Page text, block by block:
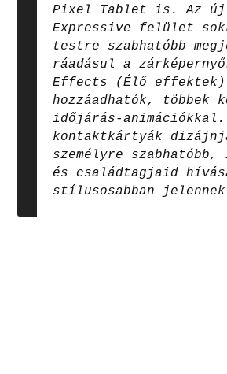
Pixel Tablet is. Az
Expressive felület
testre szabhatóbb
ráadásul a
Effects (Élő
hozzáadhatók, többek
időjárás-
kontaktkártyák
személyre
és családtagjaid
stílusosabban jelennek